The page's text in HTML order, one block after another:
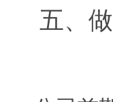
五、做